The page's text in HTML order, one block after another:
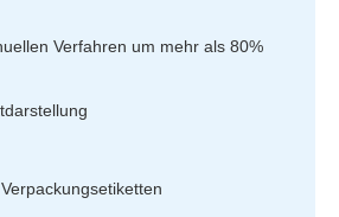
Verfahren um mehr als 80%